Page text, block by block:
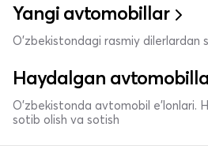
Yangi avtomobillar
O'zbekistondagi rasmiy dilerlardan
Haydalgan
O'zbekistonda avtomobil e’lonlari.
sotib olish va sotish